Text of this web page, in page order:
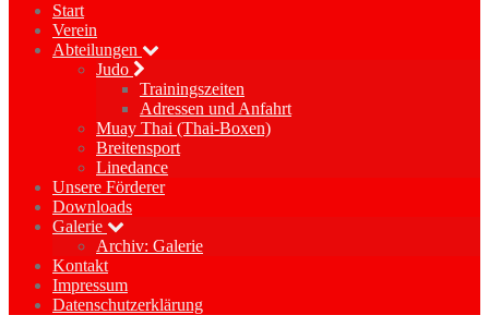
Start
Verein
Abteilungen
Judo
Trainingszeiten
Adressen und Anfahrt
Muay Thai (Thai-Boxen)
Breitensport
Linedance
Unsere Förderer
Downloads
Galerie
Archiv: Galerie
Kontakt
Impressum
Datenschutzerklärung